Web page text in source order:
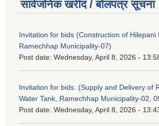
सार्वजनिक खरीद / बोलपत्र सूचना
Invitation for bids (Construction of Hilepani
Ramechhap Municipality-07)
Post date: Wednesday, April 8, 2026 -
Invitation for bids. (Supply and Delivery of
Water Tank, Ramechhap Municipality-02,
Post date: Wednesday, April 8, 2026 -